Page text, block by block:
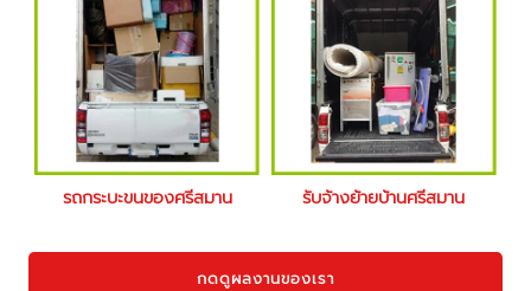
รถกระบะขนของศรีสมาน รับจ้างย้ายบ้านศรีสมาน
กดดูผลงานของเรา